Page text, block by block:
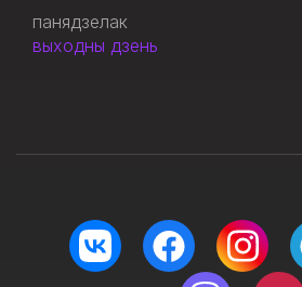
панядзелак
выходны дзень